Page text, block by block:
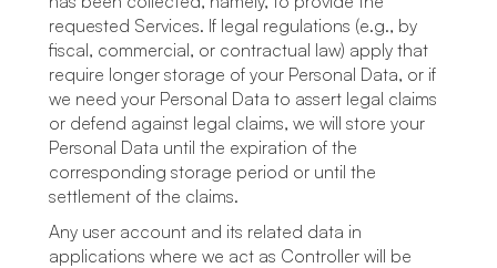
requested Services. If legal regulations (e.g., by
fiscal, commercial, or contractual law) apply that
require longer storage of your Personal Data, or if
we need your Personal Data to assert legal claims
or defend against legal claims, we will store your
Personal Data until the expiration of the
corresponding storage period or until the
settlement of the claims.
Any user account and its related data in
applications where we act as Controller will be